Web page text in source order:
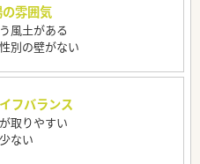
雰囲気
風土がある
別の壁がない
フバランス
取りやすい
ない